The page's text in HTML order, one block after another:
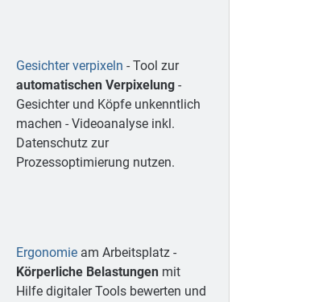
Gesichter verpixeln - Tool zur
automatischen Verpixelung-
Gesichter und Köpfe unkenntlich
machen - Videoanalyse inkl.
Datenschutz zur
Prozessoptimierung nutzen.
Ergonomieam Arbeitsplatz -
Körperliche Belastungenmit
Hilfe digitaler Tools bewerten und